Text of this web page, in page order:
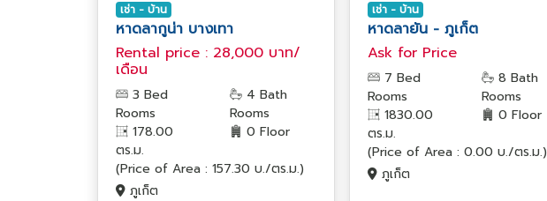
เช่า - บ้าน
หาดลากูน่า บางเทา
Rental price : 28,000 บาท/
เดือน
3 Bed
Rooms
4 Bath
Rooms
178.00
ตร.ม.
0 Floor
(Price of Area : 157.30 บ./ตร.ม.)
ภูเก็ต
เช่า - บ้าน
หาดลายัน - ภูเก็ต
Ask​ for​ Price
7 Bed
Rooms
8 Bath
Rooms
1830.00
ตร.ม.
0 Floor
(Price of Area : 0.00 บ./ตร.ม.)
ภูเก็ต